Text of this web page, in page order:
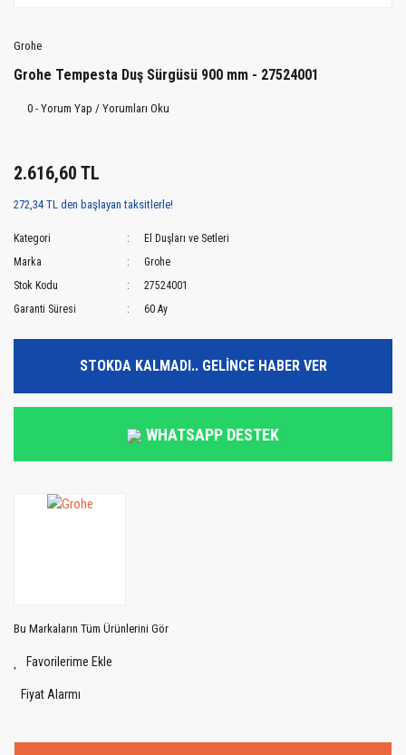
Grohe
Grohe Tempesta Duş Sürgüsü 900 mm - 27524001
0 - Yorum Yap / Yorumları Oku
2.616,60 TL
272,34 TL den başlayan taksitlerle!
Kategori
El Duşları ve Setleri
Marka
Grohe
Stok Kodu
27524001
Garanti Süresi
60 Ay
STOKDA KALMADI.. GELİNCE HABER VER
WHATSAPP DESTEK
Bu Markaların Tüm Ürünlerini Gör
Fiyat Alarmı